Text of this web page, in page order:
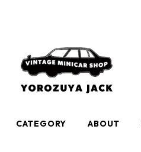
CATEGORY ABOUT